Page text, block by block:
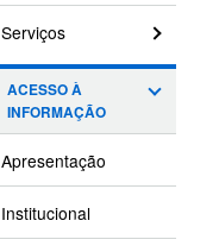
Serviços
ACESSO À
INFORMAÇÃO
Apresentação
Institucional